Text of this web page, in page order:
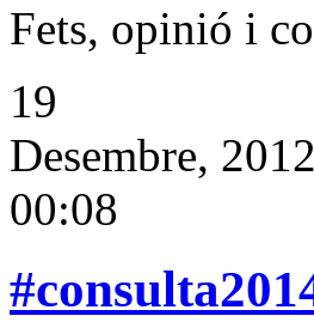
Fets, opinió i
19
Desembre, 2012
00:08